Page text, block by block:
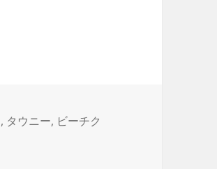
, タウニー, ビーチク